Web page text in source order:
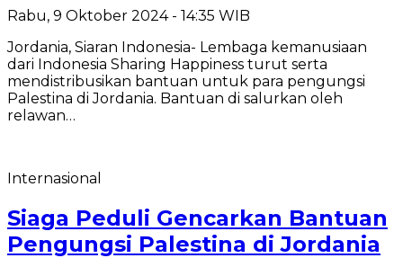
Rabu, 9 Oktober 2024 - 14:35 WIB
Jordania, Siaran Indonesia- Lembaga kemanusiaan
dari Indonesia Sharing Happiness turut serta
mendistribusikan bantuan untuk para pengungsi
Palestina di Jordania. Bantuan di salurkan oleh
relawan…
Internasional
Siaga Peduli Gencarkan Bantuan
Pengungsi Palestina di Jordania